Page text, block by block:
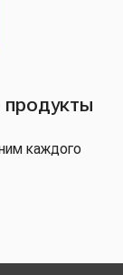
каждого